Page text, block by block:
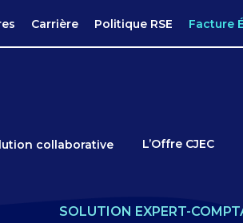
Carrière Politique RSE Facture
collaborative L’Offre CJEC
SOLUTION EXPERT-